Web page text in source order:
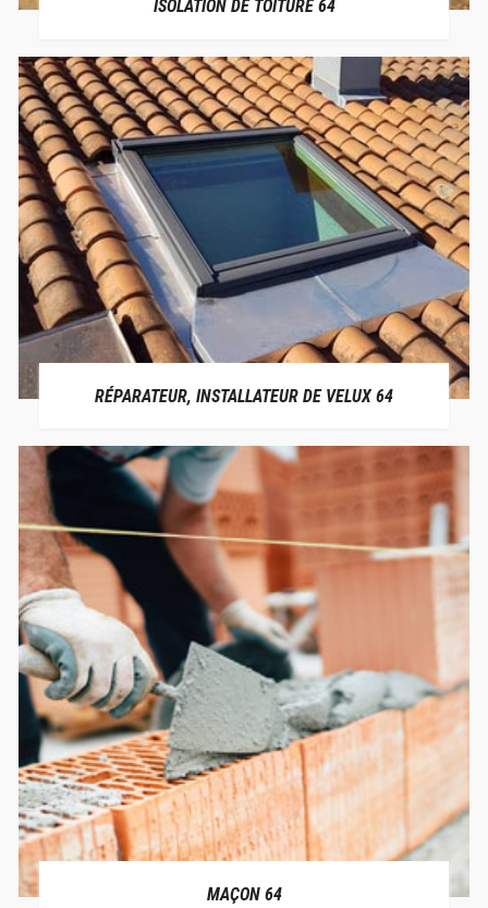
ISOLATION DE TOITURE 64
RÉPARATEUR, INSTALLATEUR DE VELUX 64
MAÇON 64